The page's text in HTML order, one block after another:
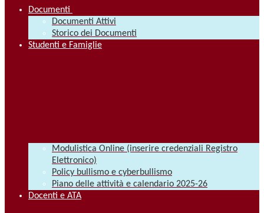
Documenti
Documenti Attivi
Storico dei Documenti
Studenti e Famiglie
Modulistica Online (inserire credenziali Registro
Elettronico)
Policy bullismo e cyberbullismo
Piano delle attività e calendario 2025-26
Docenti e ATA